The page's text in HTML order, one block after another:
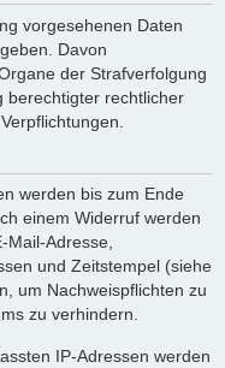
vorgesehenen Daten
Davon
der Strafverfolgung
berechtigter rechtlicher
werden bis zum Ende
einem Widerruf werden
Mail-Adresse,
und Zeitstempel (siehe
um Nachweispflichten zu
zu verhindern.
IP-Adressen werden